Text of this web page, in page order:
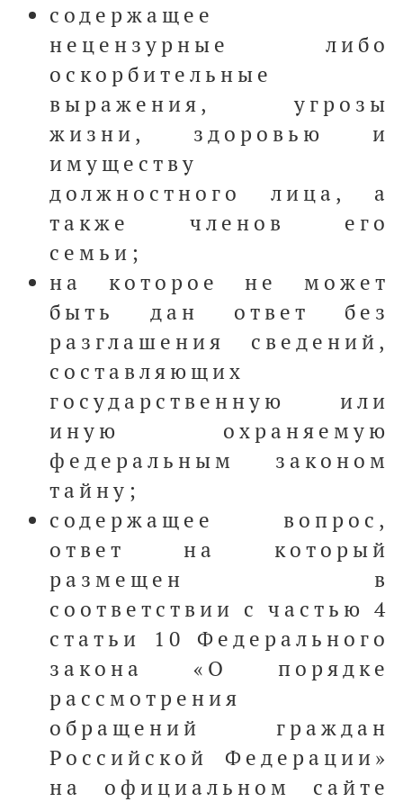
содержащее
нецензурные либо
оскорбительные
выражения, угрозы
жизни, здоровью и
имуществу
должностного лица, а
также членов его
семьи;
на которое не может
быть дан ответ без
разглашения сведений,
составляющих
государственную или
иную охраняемую
федеральным законом
тайну;
содержащее вопрос,
ответ на который
размещен в
соответствии с частью 4
статьи 10 Федерального
закона «О порядке
рассмотрения
обращений граждан
Российской Федерации»
на официальном сайте